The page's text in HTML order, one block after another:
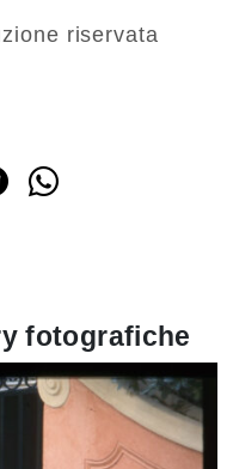
riservata
fotografiche